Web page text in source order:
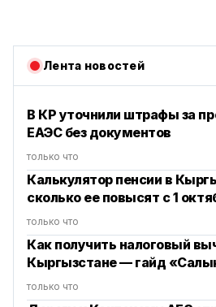
Лента новостей
В КР уточнили штрафы за
ЕАЭС без документов
только что
Калькулятор пенсии в
сколько ее повысят с 1
только что
Как получить налоговый
Кыргызстане — гайд
только что